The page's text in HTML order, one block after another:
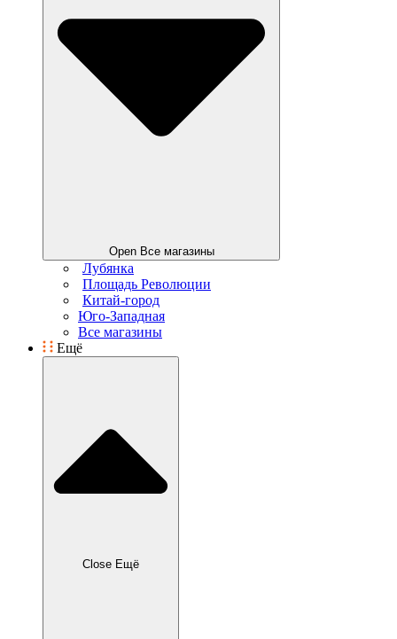
Open Все магазины
Лубянка
Площадь Революции
Китай-город
Юго-Западная
Все магазины
Ещё
Close Ещё